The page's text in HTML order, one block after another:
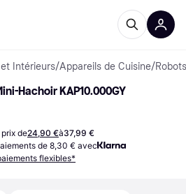
et Intérieurs/Appareils de Cuisine/
Hachoir KAP10.000GY
de24,90 €à37,99 €
de 8,30 € avec
flexibles*